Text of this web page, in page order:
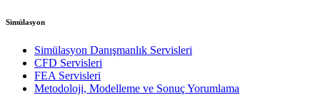
Simülasyon
Simülasyon Danışmanlık Servisleri
CFD Servisleri
FEA Servisleri
Metodoloji, Modelleme ve Sonuç Yorumlama